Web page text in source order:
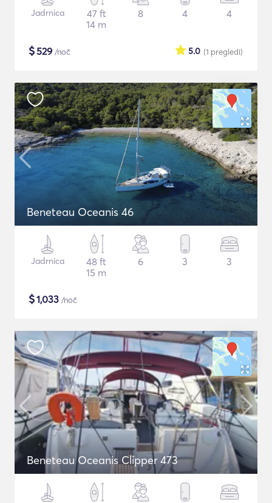
Jadrnica
47 ft
14 m
8 4 4
$529 /noč (1 pregledi)
5.0
Beneteau Oceanis 46
Jadrnica
48 ft
15 m
6 3 3
$1,033 /noč
Beneteau Oceanis Clipper 473